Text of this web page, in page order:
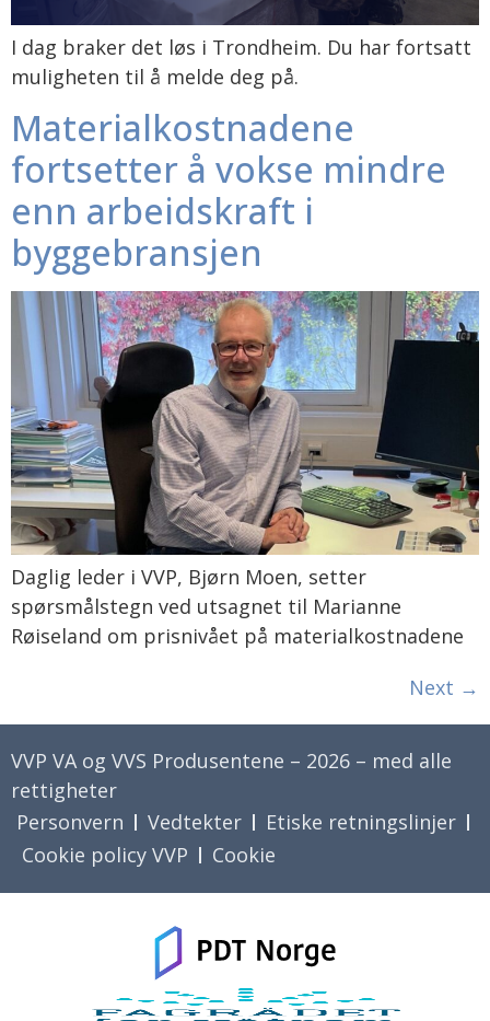
I dag braker det løs i Trondheim. Du har fortsatt
muligheten til å melde deg på.
Materialkostnadene
fortsetter å vokse mindre
enn arbeidskraft i
byggebransjen
Daglig leder i VVP, Bjørn Moen, setter
spørsmålstegn ved utsagnet til Marianne
Røiseland om prisnivået på materialkostnadene
Next →
VVP VA og VVS Produsentene – 2026 – med alle
rettigheter
Personvern
Vedtekter
Etiske retningslinjer
Cookie policy VVP
Cookie